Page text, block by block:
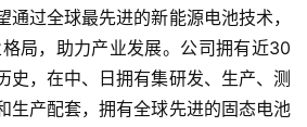
通过全球最先进的新能源电池技术，
局，助力产业发展。公司拥有近30
史，在中、日拥有集研发、生产、测
生产配套，拥有全球先进的固态电池